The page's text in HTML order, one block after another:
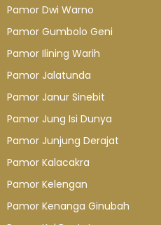
Pamor Dwi Warno
Pamor Gumbolo Geni
Pamor Ilining Warih
Pamor Jalatunda
Pamor Janur Sinebit
Pamor Jung Isi Dunya
Pamor Junjung Derajat
Pamor Kalacakra
Pamor Kelengan
Pamor Kenanga Ginubah